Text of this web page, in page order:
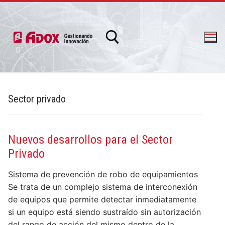
PRODUCTOS Y SERVICIOS
Sector privado
Nuevos desarrollos para el Sector
Privado
Sistema de prevención de robo de equipamientos
Se trata de un complejo sistema de interconexión
de equipos que permite detectar inmediatamente
si un equipo está siendo sustraído sin autorización